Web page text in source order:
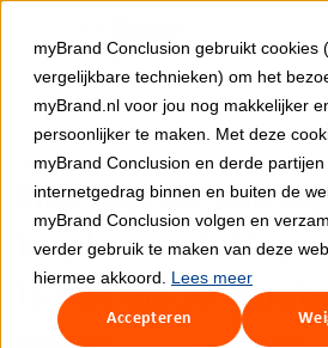
myBrand Conclusion gebruikt cookies
vergelijkbare technieken) om het
myBrand.nl voor jou nog makkelijker
persoonlijker te maken. Met deze
myBrand Conclusion en derde partijen
internetgedrag binnen en buiten de
myBrand Conclusion volgen en
verder gebruik te maken van deze
hiermee akkoord. Lees meer
Accepteren
naar
inhoud
KENNIS
Het kiezen van
is net als je